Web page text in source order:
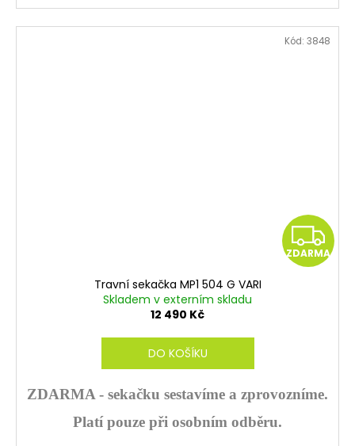
Z
D
A
ZDARMA
Travní sekačka MP1 504 G VARI
Skladem v externím skladu
12 490 Kč
DO KOŠÍKU
ZDARMA - sekačku sestavíme a zprovozníme.
Platí pouze při osobním odběru.
Kód: 3848